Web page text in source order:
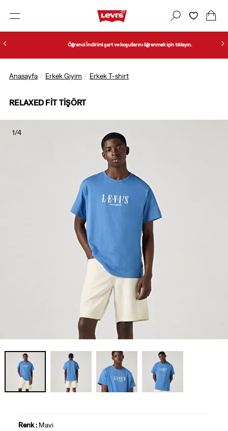
Öğrenci İndirimi şart ve koşullarını öğrenmek için tıklayın.
Anasayfa Erkek Giyim Erkek T-shirt
RELAXED FIT TIŞÖRT
1/4
Renk : Mavi